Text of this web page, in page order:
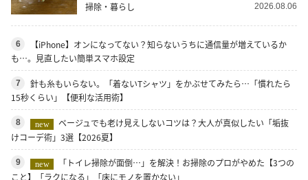
掃除・暮らし 2026.08.06
6
【iPhone】オンになってない？知らないうちに通信量が増えているか
も…。見直したい簡単スマホ設定
7
針も糸もいらない。「着ないTシャツ」をかぶせてみたら…「慣れたら
15秒くらい」【便利な活用術】
8 new
ベージュでも老け見えしないコツは？大人が真似したい「垢抜
けコーデ術」3選【2026夏】
9 new
「トイレ掃除が面倒…」を解決！お掃除のプロがやめた【3つの
こと】「ラクになる」「床にモノを置かない」